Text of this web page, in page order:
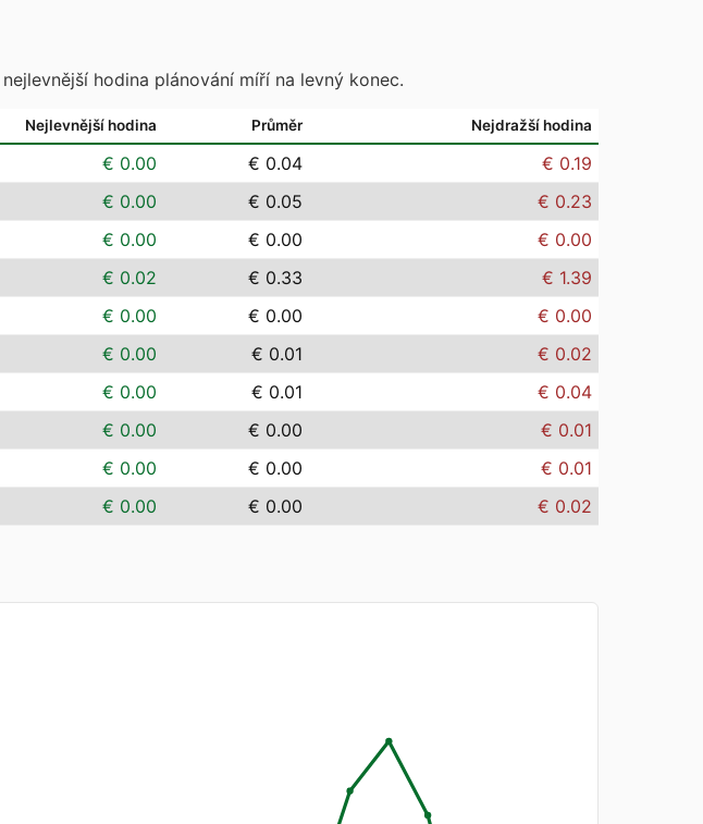
hodina plánování míří na levný konec.
Nejlevnější hodina Průměr Nejdražší hodina
€ 0.00 € 0.04
€ 0.19
€ 0.00 € 0.05
€ 0.23
€ 0.00 € 0.00
€ 0.00
€ 0.02 € 0.33
€ 1.39
€ 0.00 € 0.00
€ 0.00
€ 0.00 € 0.01
€ 0.02
€ 0.00 € 0.01
€ 0.04
€ 0.00 € 0.00
€ 0.01
€ 0.00 € 0.00
€ 0.01
€ 0.00 € 0.00 € 0.02